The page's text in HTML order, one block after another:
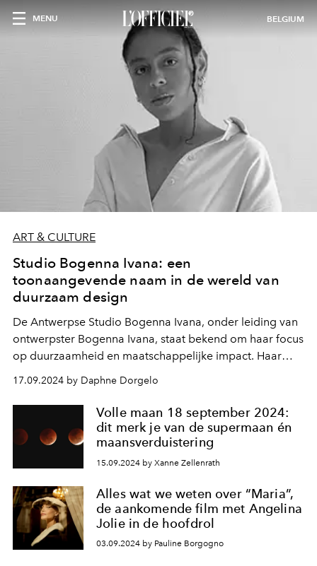
MENU BELGIUM
ART & CULTURE
Studio Bogenna Ivana: een
toonaangevende naam in de wereld van
duurzaam design
De Antwerpse Studio Bogenna Ivana, onder leiding van
ontwerpster Bogenna Ivana, staat bekend om haar focus
op duurzaamheid en maatschappelijke impact. Haar
werk staat bekend voor innovatieve ontwerpen die
afvalmaterialen nieuw leven inblazen. Momenteel werkt
ze samen met Auping mee aan een rondreizende
tentoonstelling door België genaamd MUCE Modulair
(nog tot 11 oktober 2024). Beginnend in Antwerpen,
gevolgd door Brussel, Gent en Hasselt.
17.09.2024 by Daphne Dorgelo
Volle maan 18 september 2024:
dit merk je van de supermaan én
maansverduistering
15.09.2024 by Xanne Zellenrath
Alles wat we weten over “Maria”,
de aankomende film met Angelina
Jolie in de hoofdrol
03.09.2024 by Pauline Borgogno